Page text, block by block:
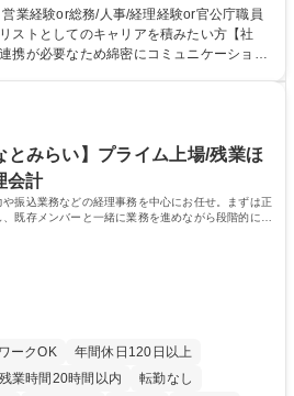
す！ ※下記業務詳細 【業務詳細】■
ど当公社の運営に係る管理業務 ■収益部
営、新宿駅西口広場の「イベントコーナ
ツアー事業 ※入社後は上記いずれかの部門
る業務 募集職種 【都庁グル
平均9時間未満／有給年平均16日取得
業経験or総務/人事/経理経験or官公庁職員
ストとしてのキャリアを積みたい方【社
携が必要なため綿密にコミュニケーション
できます。 ■様々なプロジェクト：駐車場
設置された照明を兼ねた広告「ブライトサ
事業収益を生み出す活動を積極的に行って
とみらい】プライム上場/残業ほ
会計
振込業務などの経理事務を中心にお任せ。まずは正
既存メンバーと一緒に業務を進めながら段階的に経
ークOK
年間休日120日以上
業時間20時間以内
転勤なし